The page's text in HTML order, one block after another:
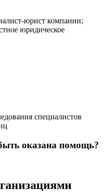
юрист компании;
юридическое
специалистов
оказана помощь?